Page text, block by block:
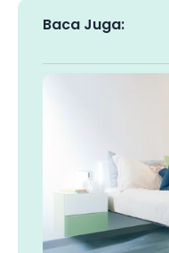
Baca Juga: